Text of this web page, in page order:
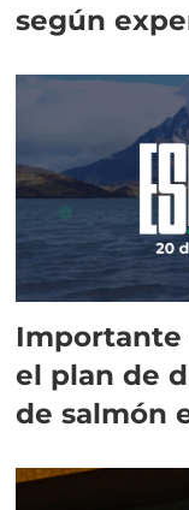
según
Importante
el plan de
de salmón